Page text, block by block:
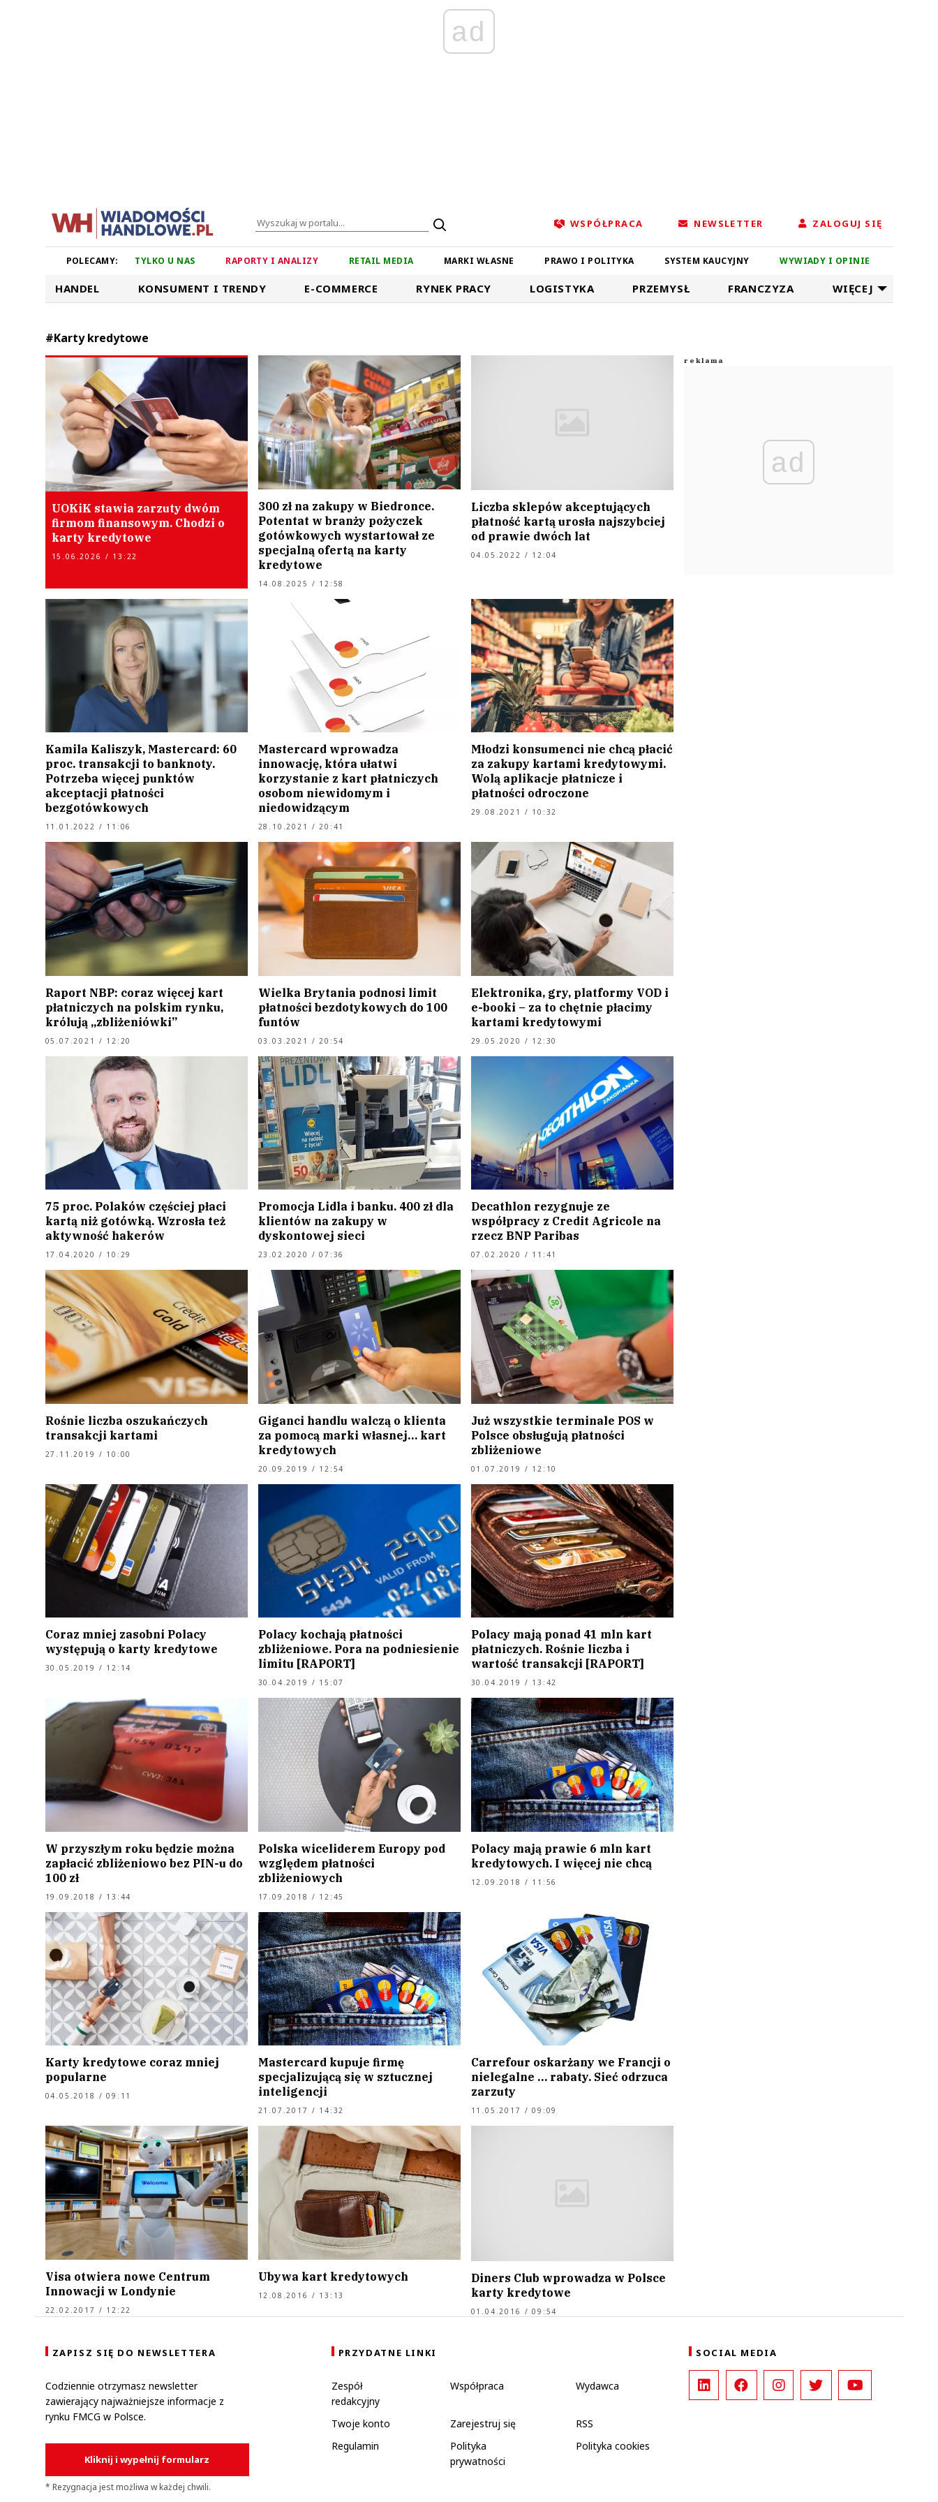
ad
WSPÓŁPRACA NEWSLETTER ZALOGUJ SIĘ
POLECAMY: TYLKO U NAS RAPORTY I ANALIZY RETAIL MEDIA MARKI WŁASNE PRAWO I POLITYKA SYSTEM KAUCYJNY WYWIADY I OPINIE
HANDEL KONSUMENT I TRENDY E-COMMERCE RYNEK PRACY LOGISTYKA PRZEMYSŁ FRANCZYZA WIĘCEJ
#Karty kredytowe
UOKiK stawia zarzuty dwóm
firmom finansowym. Chodzi o
karty kredytowe
15.06.2026 / 13:22
300 zł na zakupy w Biedronce.
Potentat w branży pożyczek
gotówkowych wystartował ze
specjalną ofertą na karty
kredytowe
14.08.2025 / 12:58
Liczba sklepów akceptujących
płatność kartą urosła najszybciej
od prawie dwóch lat
04.05.2022 / 12:04
Kamila Kaliszyk, Mastercard: 60
proc. transakcji to banknoty.
Potrzeba więcej punktów
akceptacji płatności
bezgotówkowych
11.01.2022 / 11:06
Mastercard wprowadza
innowację, która ułatwi
korzystanie z kart płatniczych
osobom niewidomym i
niedowidzącym
28.10.2021 / 20:41
Młodzi konsumenci nie chcą płacić
za zakupy kartami kredytowymi.
Wolą aplikacje płatnicze i
płatności odroczone
29.08.2021 / 10:32
Raport NBP: coraz więcej kart
płatniczych na polskim rynku,
królują „zbliżeniówki”
05.07.2021 / 12:20
Wielka Brytania podnosi limit
płatności bezdotykowych do 100
funtów
03.03.2021 / 20:54
Elektronika, gry, platformy VOD i
e-booki – za to chętnie płacimy
kartami kredytowymi
29.05.2020 / 12:30
75 proc. Polaków częściej płaci
kartą niż gotówką. Wzrosła też
aktywność hakerów
17.04.2020 / 10:29
Promocja Lidla i banku. 400 zł dla
klientów na zakupy w
dyskontowej sieci
23.02.2020 / 07:36
Decathlon rezygnuje ze
współpracy z Credit Agricole na
rzecz BNP Paribas
07.02.2020 / 11:41
Rośnie liczba oszukańczych
transakcji kartami
27.11.2019 / 10:00
Giganci handlu walczą o klienta
za pomocą marki własnej… kart
kredytowych
20.09.2019 / 12:54
Już wszystkie terminale POS w
Polsce obsługują płatności
zbliżeniowe
01.07.2019 / 12:10
Coraz mniej zasobni Polacy
występują o karty kredytowe
30.05.2019 / 12:14
Polacy kochają płatności
zbliżeniowe. Pora na podniesienie
limitu [RAPORT]
30.04.2019 / 15:07
Polacy mają ponad 41 mln kart
płatniczych. Rośnie liczba i
wartość transakcji [RAPORT]
30.04.2019 / 13:42
W przyszłym roku będzie można
zapłacić zbliżeniowo bez PIN-u do
100 zł
19.09.2018 / 13:44
Polska wiceliderem Europy pod
względem płatności
zbliżeniowych
17.09.2018 / 12:45
Polacy mają prawie 6 mln kart
kredytowych. I więcej nie chcą
12.09.2018 / 11:56
Karty kredytowe coraz mniej
popularne
04.05.2018 / 09:11
Mastercard kupuje firmę
specjalizującą się w sztucznej
inteligencji
21.07.2017 / 14:32
Carrefour oskarżany we Francji o
nielegalne … rabaty. Sieć odrzuca
zarzuty
11.05.2017 / 09:09
Visa otwiera nowe Centrum
Innowacji w Londynie
22.02.2017 / 12:22
Ubywa kart kredytowych
12.08.2016 / 13:13
Diners Club wprowadza w Polsce
karty kredytowe
01.04.2016 / 09:54
ad
ZAPISZ SIĘ DO NEWSLETTERA
Codziennie otrzymasz newsletter
zawierający najważniejsze informacje z
rynku FMCG w Polsce.
Kliknij i wypełnij formularz
* Rezygnacja jest możliwa w każdej chwili.
PRZYDATNE LINKI
Zespół
redakcyjny
Współpraca Wydawca
Twoje konto Zarejestruj się
RSS
Regulamin
Polityka
prywatności
Polityka cookies
SOCIAL MEDIA